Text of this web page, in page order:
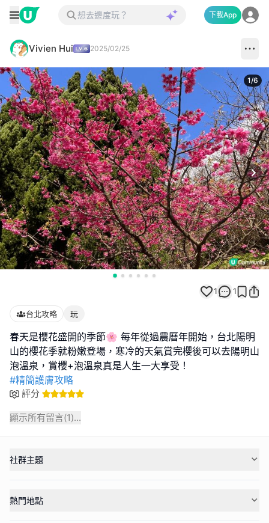
下載App
Vivien Hui 2025/02/25
1/6
1 1
台北攻略 玩
春天是櫻花盛開的季節🌸 每年從過農曆年開始，台北陽明
山的櫻花季就粉嫩登場，寒冷的天氣賞完櫻後可以去陽明山
#精簡護膚攻略
評分
顯示所有留言(1)...
社群主題
熱門地點